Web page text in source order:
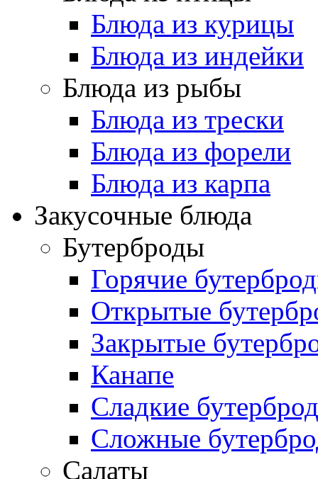
Блюда из курицы
Блюда из индейки
Блюда из рыбы
Блюда из трески
Блюда из форели
Блюда из карпа
Закусочные блюда
Бутерброды
Горячие
Открытые
Закрытые
Канапе
Сладкие
Сложные
Салаты